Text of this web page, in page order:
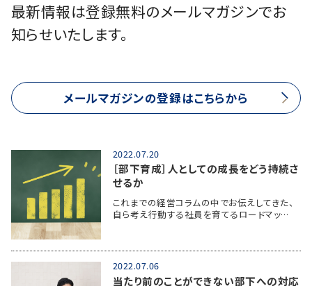
最新情報は登録無料のメールマガジンでお
知らせいたします。
メールマガジンの登録はこちらから
2022.07.20
［部下育成］人としての成長をどう持続さ
せるか
これまでの経営コラムの中でお伝えしてきた、
自ら考え行動する社員を育てるロードマッ…
2022.07.06
当たり前のことができない部下への対応